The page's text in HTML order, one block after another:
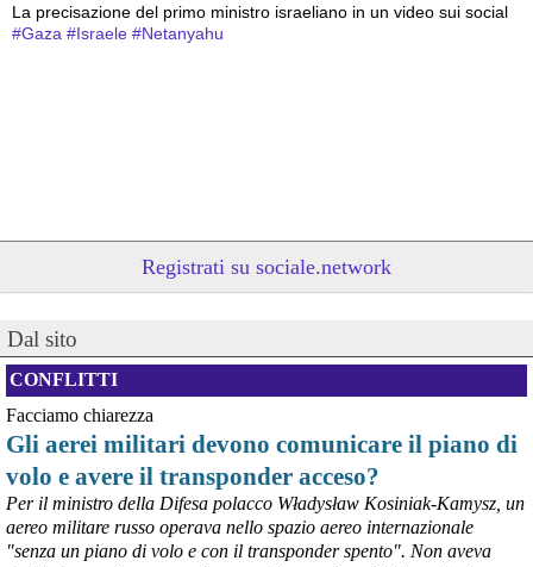
La precisazione del primo ministro israeliano in un video sui social
#Gaza #Israele #Netanyahu
nigrizia.it/notizia/kenya-abus
La piantagione di ananas della Del Monte in Kenya – una
quarantina di chilometri quadrati nelle contee di Kiambu e
Murang’a, pochi chilometri a nord-est di Nairobi – continua a fare
locale. Violazioni che vengono denunciate da decenni senza che le
parole di condanna degli stessi vertici della multinazionale e i
provvedimenti che ne conseguono si traducano in fatti.
#dirittiglobali #Kenya
Registrati su sociale.network
Dal sito
CONFLITTI
Facciamo chiarezza
Gli aerei militari devono comunicare il piano di
volo e avere il transponder acceso?
Per il ministro della Difesa polacco Władysław Kosiniak-Kamysz, un
aereo militare russo operava nello spazio aereo internazionale
"senza un piano di volo e con il transponder spento". Non aveva